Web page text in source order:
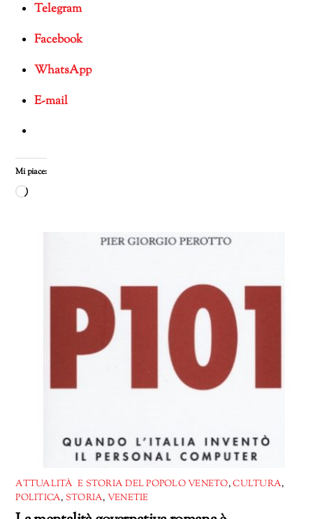
Telegram
Facebook
WhatsApp
E-mail
Mi piace:
Caricamento
ATTUALITÀ E STORIA DEL POPOLO VENETO,CULTURA,
POLITICA, STORIA, VENETIE